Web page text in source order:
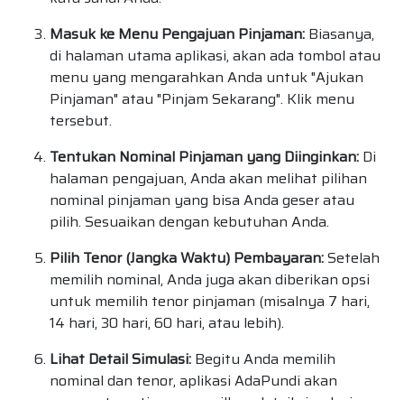
Masuk ke Menu Pengajuan Pinjaman: Biasanya,
di halaman utama aplikasi, akan ada tombol atau
menu yang mengarahkan Anda untuk "Ajukan
Pinjaman" atau "Pinjam Sekarang". Klik menu
tersebut.
Tentukan Nominal Pinjaman yang Diinginkan: Di
halaman pengajuan, Anda akan melihat pilihan
nominal pinjaman yang bisa Anda geser atau
pilih. Sesuaikan dengan kebutuhan Anda.
Pilih Tenor (Jangka Waktu) Pembayaran:Setelah
memilih nominal, Anda juga akan diberikan opsi
untuk memilih tenor pinjaman (misalnya 7 hari,
14 hari, 30 hari, 60 hari, atau lebih).
Lihat Detail Simulasi: Begitu Anda memilih
nominal dan tenor, aplikasi AdaPundi akan